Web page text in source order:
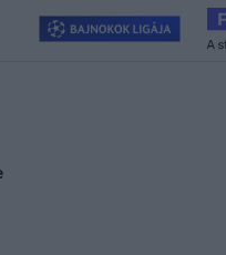
RTL+ #Exek csatája 2026